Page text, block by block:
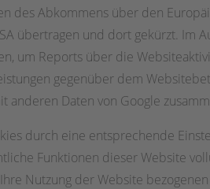
des Abkommens über den
übertragen und dort gekürzt.
um Reports über die
gegenüber dem
Daten von Google
durch eine entsprechende
Funktionen dieser Website
Nutzung der Website